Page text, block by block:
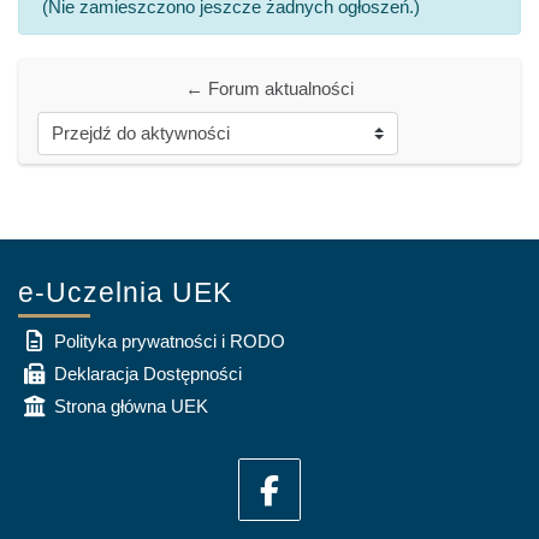
(Nie zamieszczono jeszcze żadnych ogłoszeń.)
← Forum aktualności
Przejdź do aktywności
e-Uczelnia UEK
Polityka prywatności i RODO
Deklaracja Dostępności
Strona główna UEK